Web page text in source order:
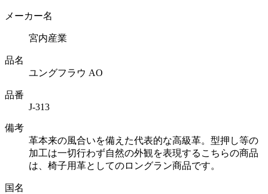
メーカー名
宮内産業
品名
ユングフラウ AO
品番
J-313
備考
革本来の風合いを備えた代表的な高級革。型押し等の
加工は一切行わず自然の外観を表現するこちらの商品
は、椅子用革としてのロングラン商品です。
国名